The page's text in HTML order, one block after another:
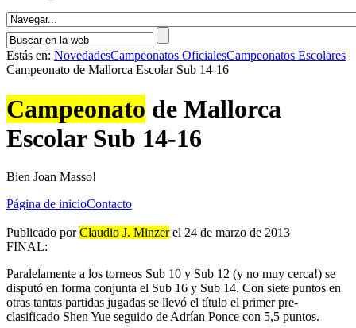
Estás en: NovedadesCampeonatos OficialesCampeonatos Escolares
Campeonato de Mallorca Escolar Sub 14-16
Campeonato de Mallorca
Escolar Sub 14-16
Bien Joan Masso!
Página de inicioContacto
Publicado porClaudio J. Minzerel 24 de marzo de 2013
FINAL:
Paralelamente a los torneos Sub 10 y Sub 12 (y no muy cerca!) se
disputó en forma conjunta el Sub 16 y Sub 14. Con siete puntos en
otras tantas partidas jugadas se llevó el tí­tulo el primer pre-
clasificado Shen Yue seguido de Adrí­an Ponce con 5,5 puntos.